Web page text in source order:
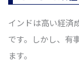
インドは高い経済
です。しかし、有
ます。